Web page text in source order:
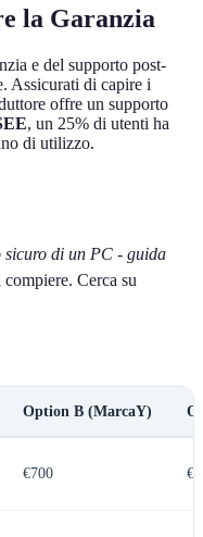
la Garanzia
e del supporto post-
Assicurati di capire i
offre un supporto
, un 25% di utenti ha
di utilizzo.
sicuro di un PC - guida
Cerca su
Option B (MarcaY)
€700